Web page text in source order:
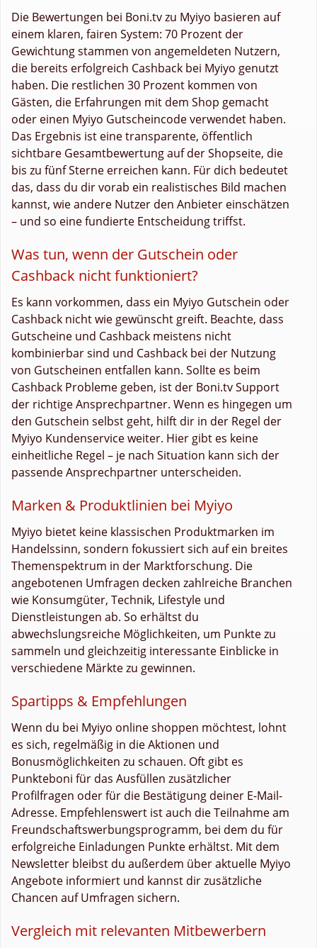
Die Bewertungen bei Boni.tv zu Myiyo basieren auf
einem klaren, fairen System: 70 Prozent der
Gewichtung stammen von angemeldeten Nutzern,
die bereits erfolgreich Cashback bei Myiyo genutzt
haben. Die restlichen 30 Prozent kommen von
Gästen, die Erfahrungen mit dem Shop gemacht
oder einen Myiyo Gutscheincode verwendet haben.
Das Ergebnis ist eine transparente, öffentlich
sichtbare Gesamtbewertung auf der Shopseite, die
bis zu fünf Sterne erreichen kann. Für dich bedeutet
das, dass du dir vorab ein realistisches Bild machen
kannst, wie andere Nutzer den Anbieter einschätzen
– und so eine fundierte Entscheidung triffst.
Was tun, wenn der Gutschein oder
Cashback nicht funktioniert?
Es kann vorkommen, dass ein Myiyo Gutschein oder
Cashback nicht wie gewünscht greift. Beachte, dass
Gutscheine und Cashback meistens nicht
kombinierbar sind und Cashback bei der Nutzung
von Gutscheinen entfallen kann. Sollte es beim
Cashback Probleme geben, ist der Boni.tv Support
der richtige Ansprechpartner. Wenn es hingegen um
den Gutschein selbst geht, hilft dir in der Regel der
Myiyo Kundenservice weiter. Hier gibt es keine
einheitliche Regel – je nach Situation kann sich der
passende Ansprechpartner unterscheiden.
Marken & Produktlinien bei Myiyo
Myiyo bietet keine klassischen Produktmarken im
Handelssinn, sondern fokussiert sich auf ein breites
Themenspektrum in der Marktforschung. Die
angebotenen Umfragen decken zahlreiche Branchen
wie Konsumgüter, Technik, Lifestyle und
Dienstleistungen ab. So erhältst du
abwechslungsreiche Möglichkeiten, um Punkte zu
sammeln und gleichzeitig interessante Einblicke in
verschiedene Märkte zu gewinnen.
Spartipps & Empfehlungen
Wenn du bei Myiyo online shoppen möchtest, lohnt
es sich, regelmäßig in die Aktionen und
Bonusmöglichkeiten zu schauen. Oft gibt es
Punkteboni für das Ausfüllen zusätzlicher
Profilfragen oder für die Bestätigung deiner E-Mail-
Adresse. Empfehlenswert ist auch die Teilnahme am
Freundschaftswerbungsprogramm, bei dem du für
erfolgreiche Einladungen Punkte erhältst. Mit dem
Newsletter bleibst du außerdem über aktuelle Myiyo
Angebote informiert und kannst dir zusätzliche
Chancen auf Umfragen sichern.
Vergleich mit relevanten Mitbewerbern